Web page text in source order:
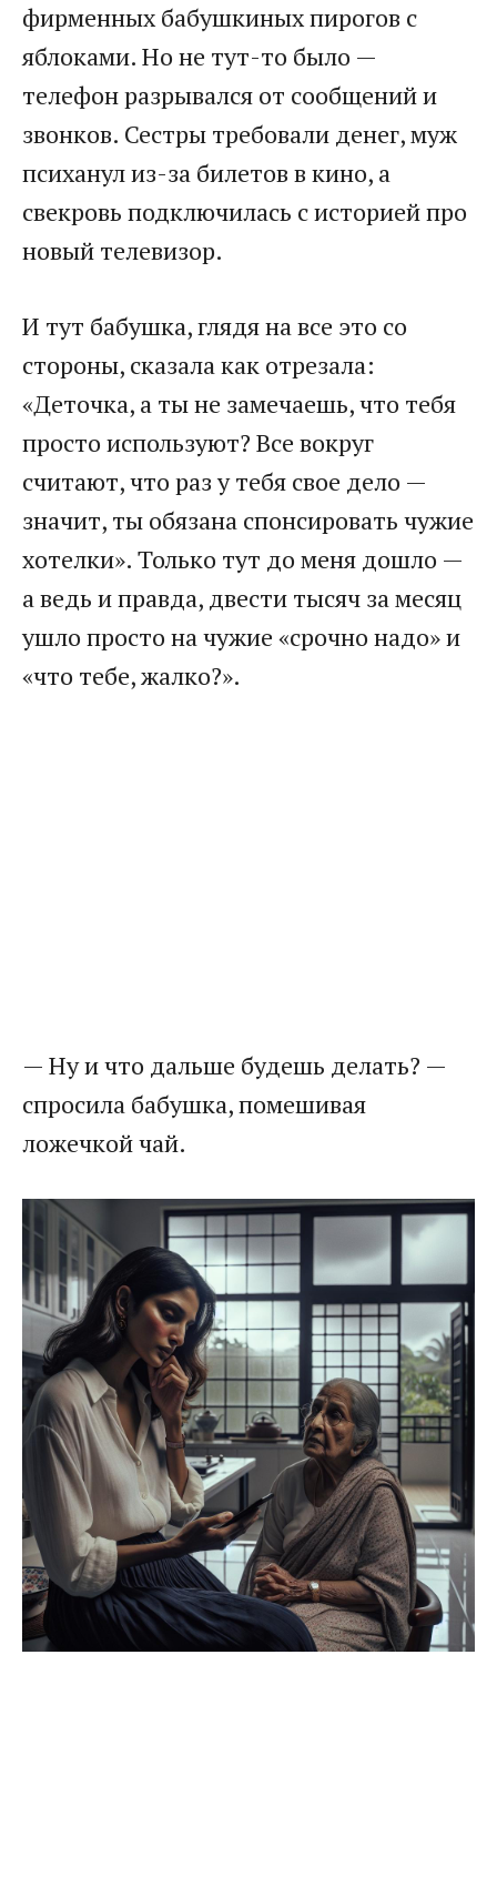
фирменных бабушкиных пирогов с
яблоками. Но не тут-то было —
телефон разрывался от сообщений и
звонков. Сестры требовали денег, муж
психанул из-за билетов в кино, а
свекровь подключилась с историей про
новый телевизор.
И тут бабушка, глядя на все это со
стороны, сказала как отрезала:
«Деточка, а ты не замечаешь, что тебя
просто используют? Все вокруг
считают, что раз у тебя свое дело —
значит, ты обязана спонсировать чужие
хотелки». Только тут до меня дошло —
а ведь и правда, двести тысяч за месяц
ушло просто на чужие «срочно надо» и
«что тебе, жалко?».
— Ну и что дальше будешь делать? —
спросила бабушка, помешивая
ложечкой чай.